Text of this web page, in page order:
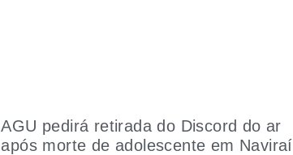
AGU pedirá retirada do Discord do ar
após morte de adolescente em Naviraí